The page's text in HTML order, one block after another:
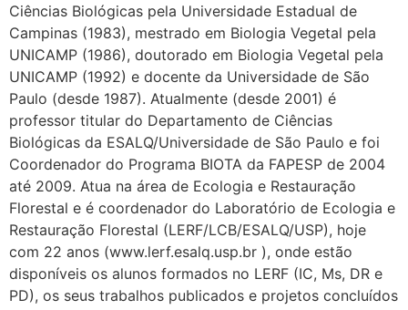
Ciências Biológicas pela Universidade Estadual de
Campinas (1983), mestrado em Biologia Vegetal pela
UNICAMP (1986), doutorado em Biologia Vegetal pela
UNICAMP (1992) e docente da Universidade de São
Paulo (desde 1987). Atualmente (desde 2001) é
professor titular do Departamento de Ciências
Biológicas da ESALQ/Universidade de São Paulo e foi
Coordenador do Programa BIOTA da FAPESP de 2004
até 2009. Atua na área de Ecologia e Restauração
Florestal e é coordenador do Laboratório de Ecologia e
Restauração Florestal (LERF/LCB/ESALQ/USP), hoje
com 22 anos (www.lerf.esalq.usp.br ), onde estão
disponíveis os alunos formados no LERF (IC, Ms, DR e
PD), os seus trabalhos publicados e projetos concluídos